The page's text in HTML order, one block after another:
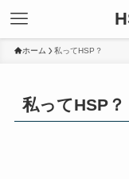
ホーム 私ってHSP？
私ってHSP？